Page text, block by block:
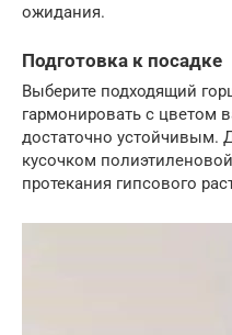
ожидания.
Подготовка к посадке
Выберите подходящий
гармонировать с цветом
достаточно устойчивым.
кусочком
протекания гипсового